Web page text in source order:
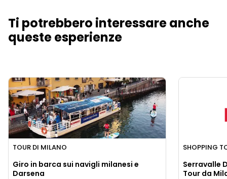
Ti potrebbero interessare anche
queste esperienze
TOUR DI MILANO
Giro in barca sui navigli milanesi e
Darsena
SHOPPING
Serravalle
Tour da